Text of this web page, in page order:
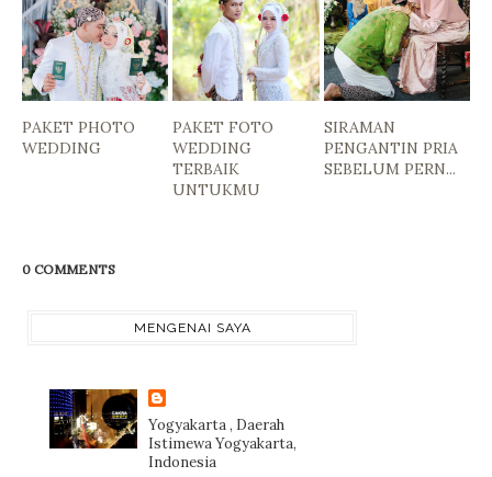
PAKET PHOTO
WEDDING
PAKET FOTO
WEDDING
TERBAIK
UNTUKMU
SIRAMAN
PENGANTIN PRIA
SEBELUM PERN...
0 COMMENTS
MENGENAI SAYA
Yogyakarta , Daerah
Istimewa Yogyakarta,
Indonesia